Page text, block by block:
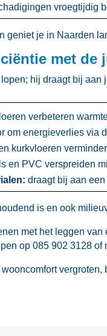
vroegtijdig
geniet je in Naarden
met de
hij draagt bij
verbeteren
om energieverlies via
kurkvloeren
en PVC verspreiden
draagt bij aan
is en ook
met het leggen
op 085 902 3128